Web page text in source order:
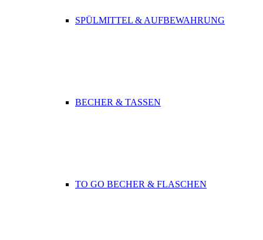
SPÜLMITTEL & AUFBEWAHRUNG
BECHER & TASSEN
TO GO BECHER & FLASCHEN